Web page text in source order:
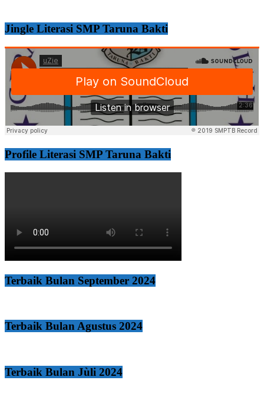
Jingle Literasi SMP Taruna Bakti
Profile Literasi SMP Taruna Bakti
Terbaik Bulan September 2024
Terbaik Bulan Agustus 2024
Terbaik Bulan Jùli 2024